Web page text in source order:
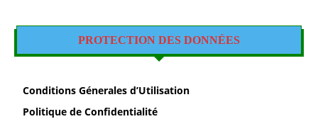
PROTECTION DES DONNÉES
Conditions Génerales d’Utilisation
Politique de Confidentialité